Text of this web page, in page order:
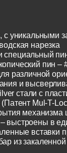
с
нарезка
специальный
пин –
различной
и
стали с
(Патент Mul-T-
выстроены в
вставки
из